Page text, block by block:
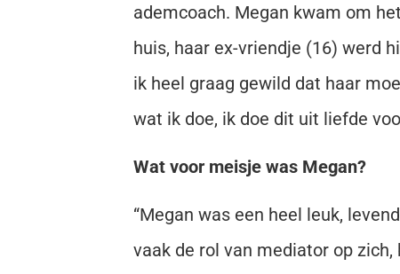
ademcoach. Megan kwam om
huis, haar ex-vriendje (16) werd
ik heel graag gewild dat haar
wat ik doe, ik doe dit uit liefde
Wat voor meisje was Megan?
“Megan was een heel leuk,
vaak de rol van mediator op